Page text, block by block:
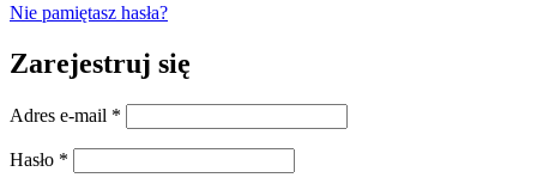
Nie pamiętasz hasła?
Zarejestruj się
Adres e-mail *
Hasło *